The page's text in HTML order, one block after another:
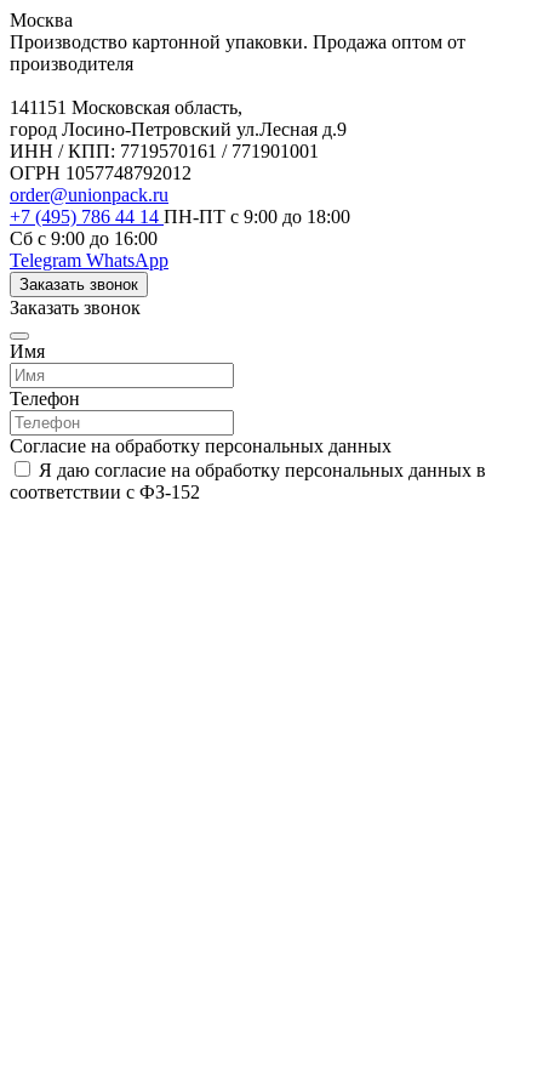
Москва
Производство картонной упаковки. Продажа оптом от
производителя
141151 Московская область,
город Лосино-Петровский ул.Лесная д.9
ИНН / КПП: 7719570161 / 771901001
ОГРН 1057748792012
order@unionpack.ru
+7 (495) 786 44 14 ПН-ПТ с 9:00 до 18:00
Сб с 9:00 до 16:00
Telegram WhatsApp
Заказать звонок
Заказать звонок
Имя
Телефон
Согласие на обработку персональных данных
Я даю согласие на обработку персональных данных в
соответствии с ФЗ-152